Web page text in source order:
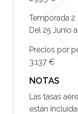
Temporada 2
Del 25 Junio
Precios por
3.137 €
NOTAS
Las tasas
están